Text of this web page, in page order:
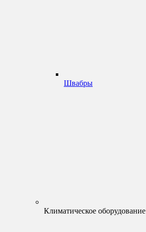
Швабры
Климатическое оборудование